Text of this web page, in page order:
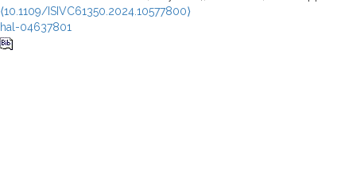
⟨10.1109/ISIVC61350.2024.10577800⟩
hal-04637801